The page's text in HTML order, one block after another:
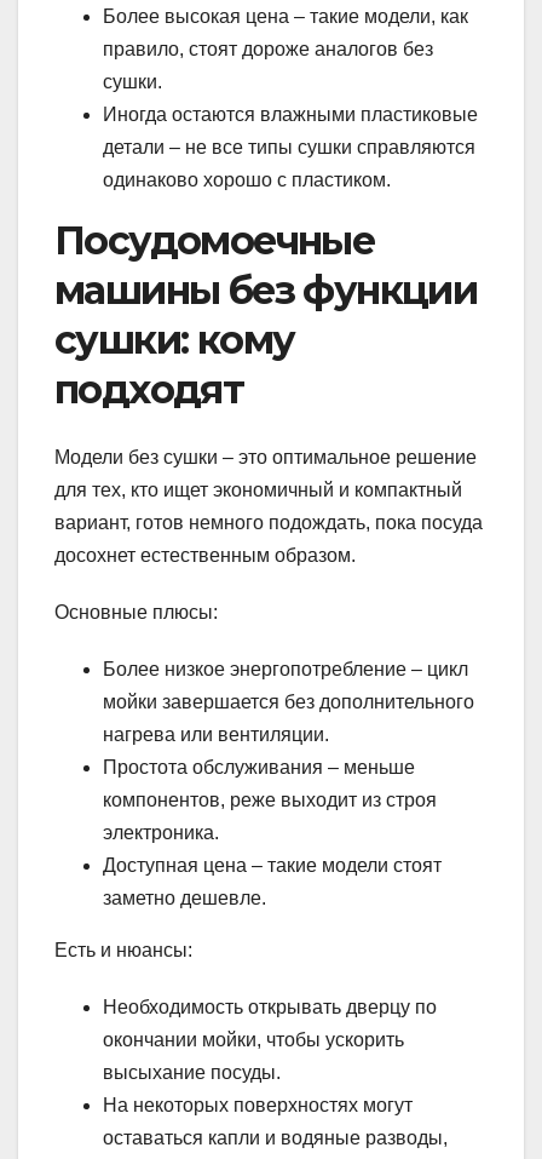
Более высокая цена – такие модели, как
правило, стоят дороже аналогов без
сушки.
Иногда остаются влажными пластиковые
детали – не все типы сушки справляются
одинаково хорошо с пластиком.
Посудомоечные
машины без функции
сушки: кому
подходят
Модели без сушки – это оптимальное решение
для тех, кто ищет экономичный и компактный
вариант, готов немного подождать, пока посуда
досохнет естественным образом.
Основные плюсы:
Более низкое энергопотребление – цикл
мойки завершается без дополнительного
нагрева или вентиляции.
Простота обслуживания – меньше
компонентов, реже выходит из строя
электроника.
Доступная цена – такие модели стоят
заметно дешевле.
Есть и нюансы:
Необходимость открывать дверцу по
окончании мойки, чтобы ускорить
высыхание посуды.
На некоторых поверхностях могут
оставаться капли и водяные разводы,